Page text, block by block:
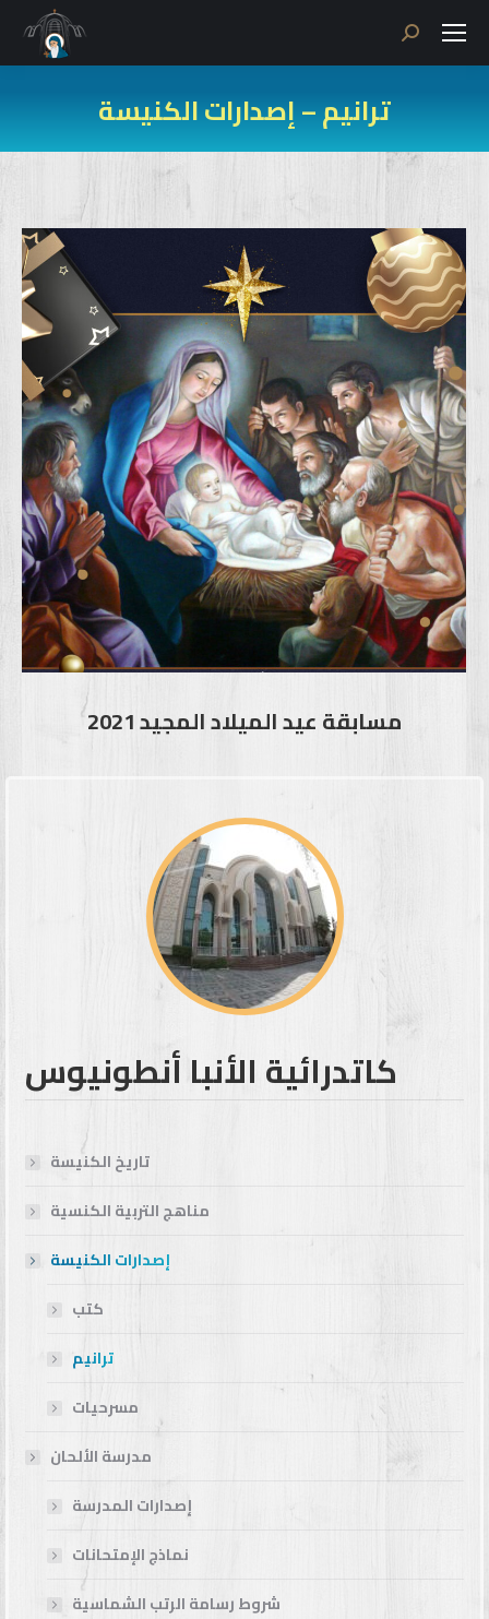
Search:
ترانيم – إصدارات الكنيسة
مسابقة عيد الميلاد المجيد 2021
كاتدرائية الأنبا أنطونيوس
تاريخ الكنيسة
مناهج التربية الكنسية
إصدارات الكنيسة
كتب
ترانيم
مسرحيات
مدرسة الألحان
إصدارات المدرسة
نماذج الإمتحانات
شروط رسامة الرتب الشماسية